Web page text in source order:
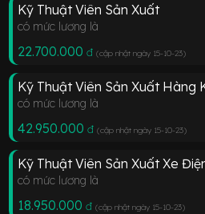
Kỹ Thuật Viên Sản Xuất
có mức lương là
22.700.000 đ (cập nhật ngày 15-10-23)
Kỹ Thuật Viên Sản Xuất Hàng
có mức lương là
42.950.000 đ (cập nhật ngày 15-10-23)
Kỹ Thuật Viên Sản Xuất Xe
có mức lương là
18.950.000 đ (cập nhật ngày 15-10-23)